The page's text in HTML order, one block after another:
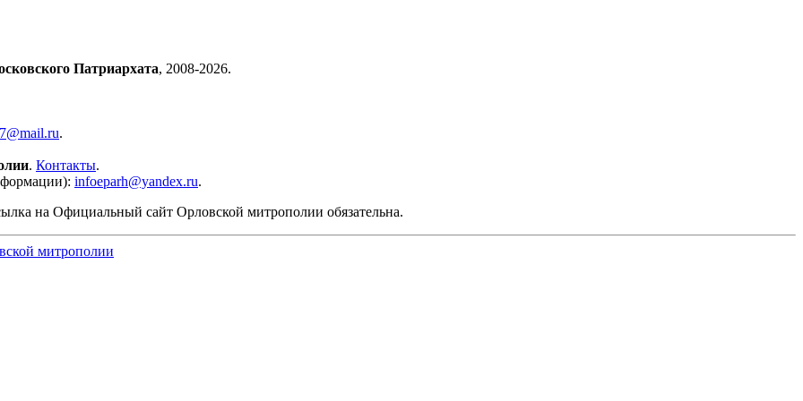
Патриархата, 2008-2026.
.
. Контакты.
infoeparh@yandex.ru.
на Официальный сайт Орловской митрополии обязательна.
митрополии